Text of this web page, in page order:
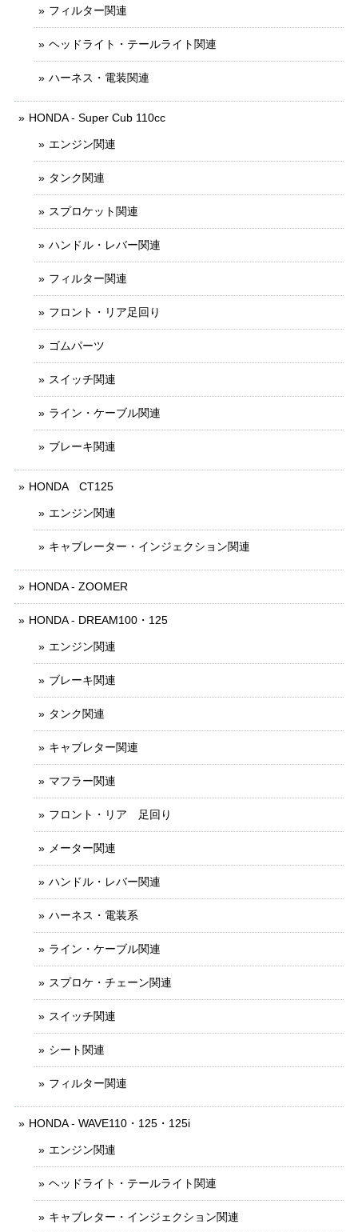
フィルター関連
ヘッドライト・テールライト関連
ハーネス・電装関連
HONDA - Super Cub 110cc
エンジン関連
タンク関連
スプロケット関連
ハンドル・レバー関連
フィルター関連
フロント・リア足回り
ゴムパーツ
スイッチ関連
ライン・ケーブル関連
ブレーキ関連
HONDA CT125
エンジン関連
キャブレーター・インジェクション関連
HONDA - ZOOMER
HONDA - DREAM100・125
エンジン関連
ブレーキ関連
タンク関連
キャブレター関連
マフラー関連
フロント・リア 足回り
メーター関連
ハンドル・レバー関連
ハーネス・電装系
ライン・ケーブル関連
スプロケ・チェーン関連
スイッチ関連
シート関連
フィルター関連
HONDA - WAVE110・125・125i
エンジン関連
ヘッドライト・テールライト関連
キャブレター・インジェクション関連